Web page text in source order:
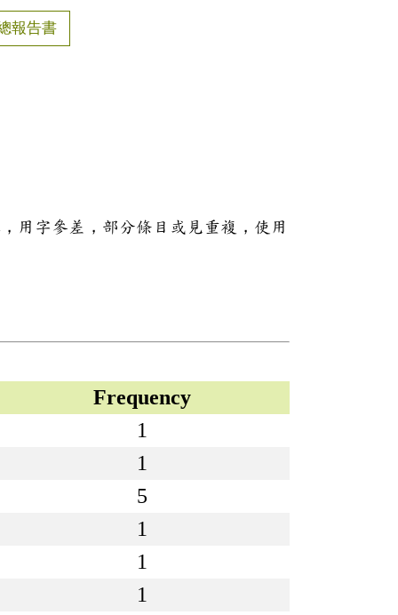
報告書
用字參差，部分條目或見重複，使用
Frequency
1
1
5
1
1
1